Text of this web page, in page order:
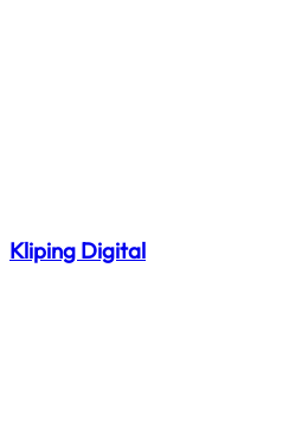
Kliping Digital